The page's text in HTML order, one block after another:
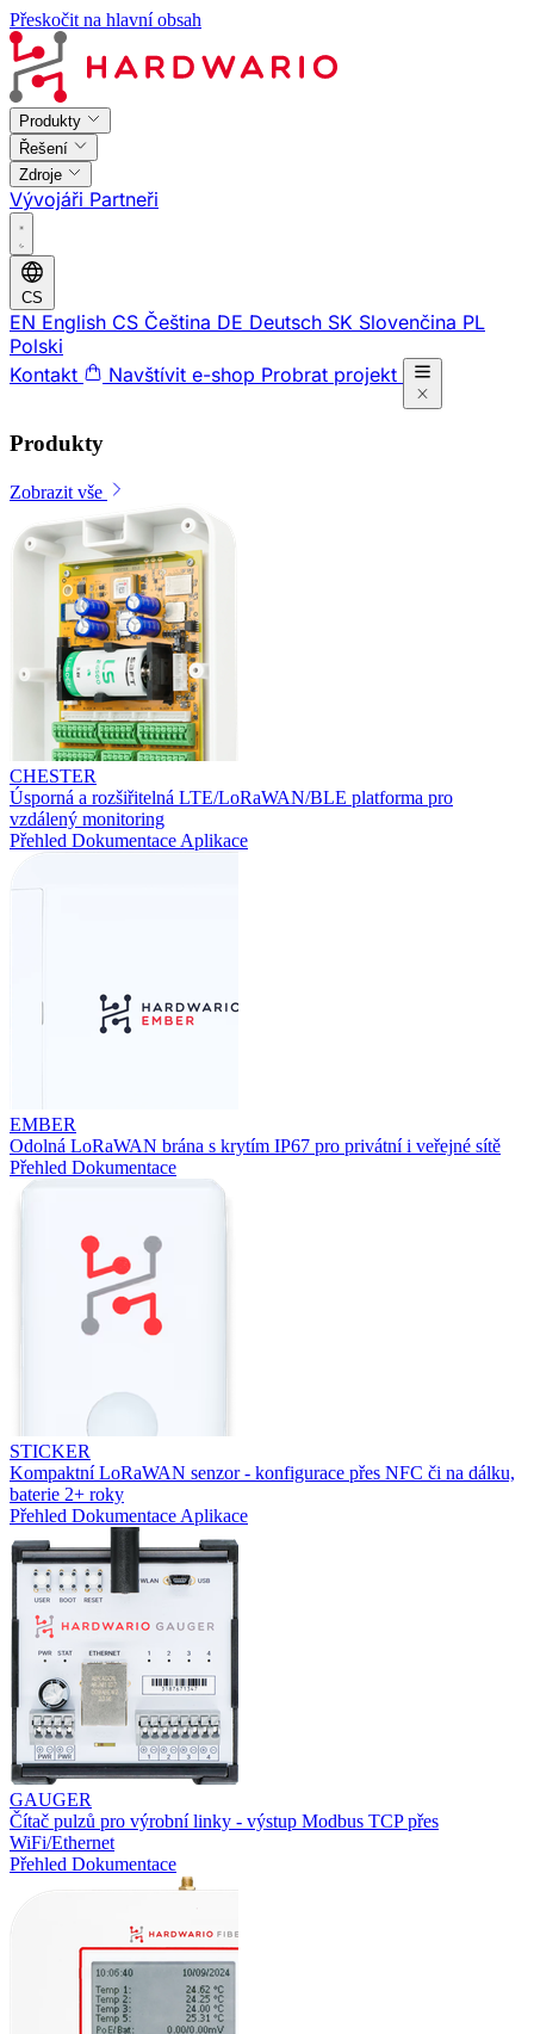
Přeskočit na hlavní obsah
Produkty
Řešení
Zdroje
Vývojáři Partneři
CS
EN English CS Čeština DE Deutsch SK Slovenčina PL
Polski
Kontakt
Navštívit e-shop Probrat projekt
Produkty
Zobrazit vše
CHESTER
Úsporná a rozšiřitelná LTE/LoRaWAN/BLE platforma pro
vzdálený monitoring
Přehled Dokumentace Aplikace
EMBER
Odolná LoRaWAN brána s krytím IP67 pro privátní i veřejné sítě
Přehled Dokumentace
STICKER
Kompaktní LoRaWAN senzor - konfigurace přes NFC či na dálku,
baterie 2+ roky
Přehled Dokumentace Aplikace
GAUGER
Čítač pulzů pro výrobní linky - výstup Modbus TCP přes
WiFi/Ethernet
Přehled Dokumentace